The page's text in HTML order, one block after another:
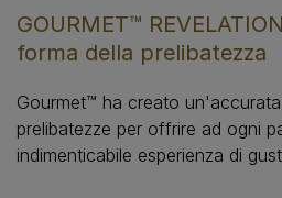
GOURMET™
forma della prelibatezza
Gourmet™ ha creato
prelibatezze per offrire ad ogni
indimenticabile esperienza di